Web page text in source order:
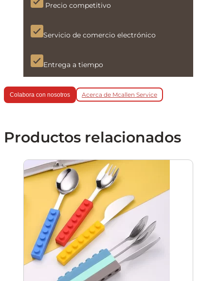
Precio competitivo
Servicio de comercio electrónico
Entrega a tiempo
Colabora con nosotros Acerca de Mcallen Service
Productos relacionados